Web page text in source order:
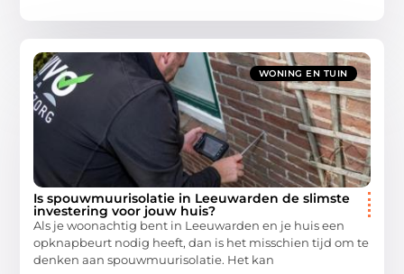
WONING EN TUIN
Is spouwmuurisolatie in Leeuwarden de slimste
investering voor jouw huis?
Als je woonachtig bent in Leeuwarden en je huis een
opknapbeurt nodig heeft, dan is het misschien tijd om te
denken aan spouwmuurisolatie. Het kan